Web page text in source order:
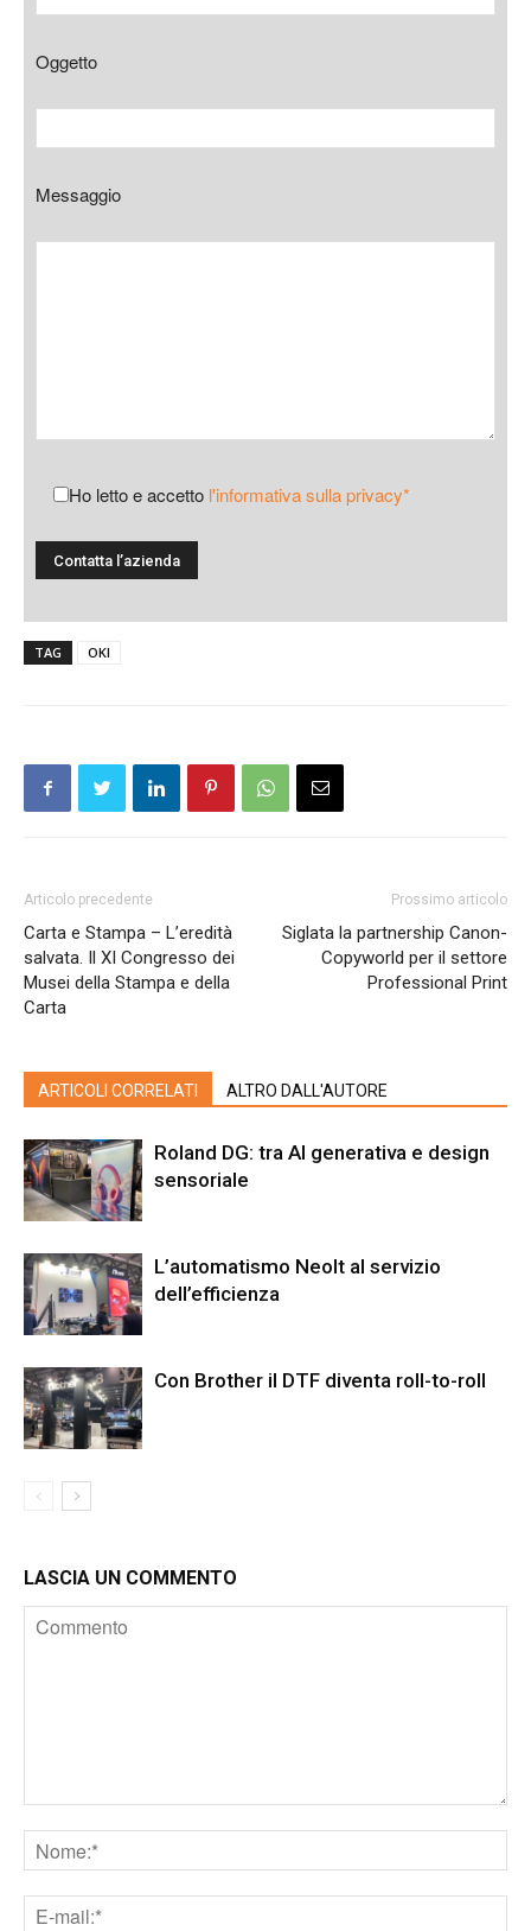
Oggetto
Messaggio
Ho letto e accetto l'informativa sulla privacy*
TAG OKI
Articolo precedente
Carta e Stampa – L’eredità
salvata. Il XI Congresso dei
Musei della Stampa e della
Carta
Prossimo articolo
Siglata la partnership Canon-
Copyworld per il settore
Professional Print
ARTICOLI CORRELATI ALTRO DALL'AUTORE
Roland DG: tra AI generativa e design
sensoriale
L’automatismo Neolt al servizio
dell’efficienza
Con Brother il DTF diventa roll-to-roll
LASCIA UN COMMENTO